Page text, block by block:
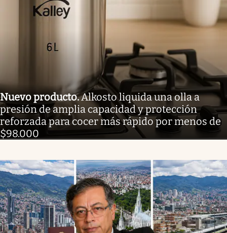
Nuevo producto.Alkosto liquida una olla a
presión de amplia capacidad y protección
reforzada para cocer más rápido por menos de
$98.000